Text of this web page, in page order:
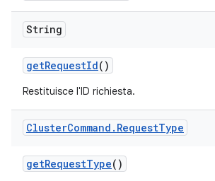
String
getRequestId()
Restituisce l'ID richiesta.
ClusterCommand . RequestType
getRequestType()